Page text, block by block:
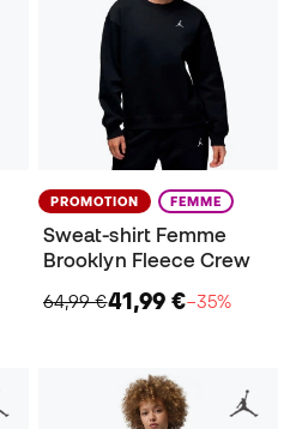
PROMOTION FEMME
Sweat-shirt Femme
Brooklyn Fleece Crew
64,99 €41,99 €−35%